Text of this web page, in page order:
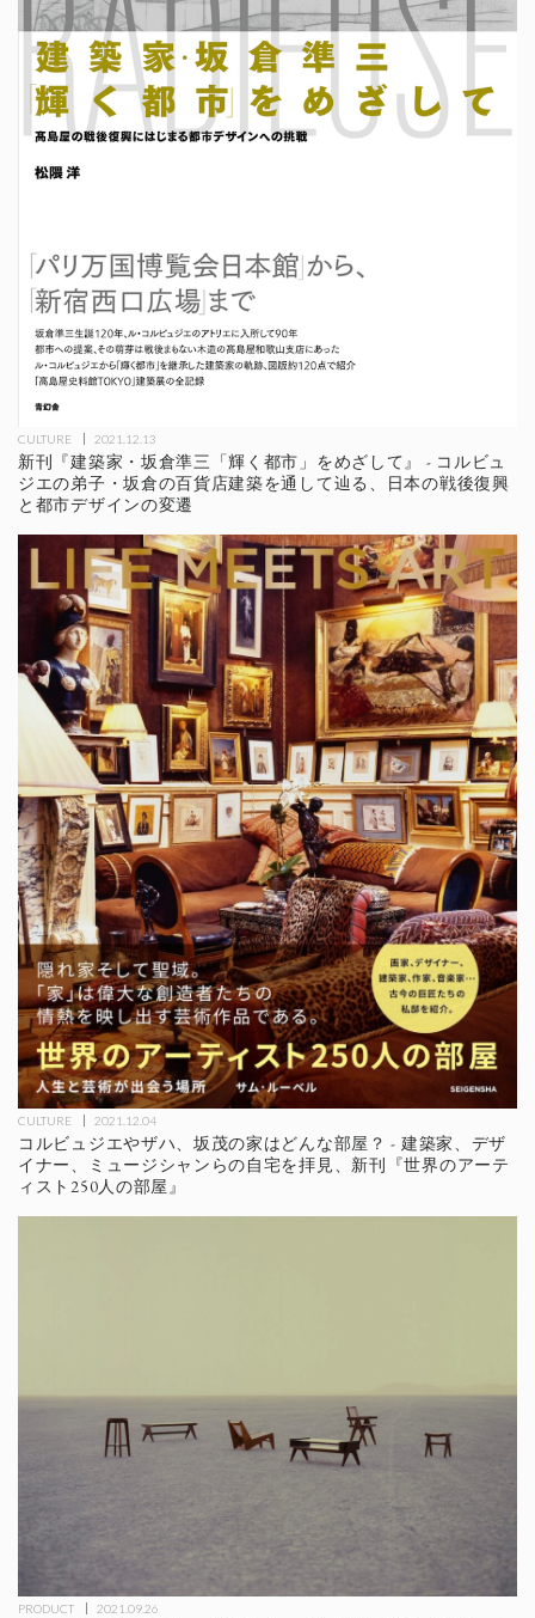
CULTURE 2021.12.13
新刊『建築家・坂倉準三「輝く都市」をめざして』 - コルビュ
ジエの弟子・坂倉の百貨店建築を通して辿る、日本の戦後復興
と都市デザインの変遷
CULTURE 2021.12.04
コルビュジエやザハ、坂茂の家はどんな部屋？ - 建築家、デザ
イナー、ミュージシャンらの自宅を拝見、新刊『世界のアーテ
ィスト250人の部屋』
PRODUCT 2021.09.26